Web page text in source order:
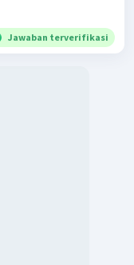
Jawaban terverifikasi